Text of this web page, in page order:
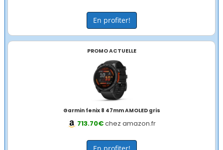
En profiter!
PROMO ACTUELLE
Garmin fenix 8 47mm AMOLED gris
713.70€chez amazon.fr